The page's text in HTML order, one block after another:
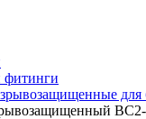
фитинги
для